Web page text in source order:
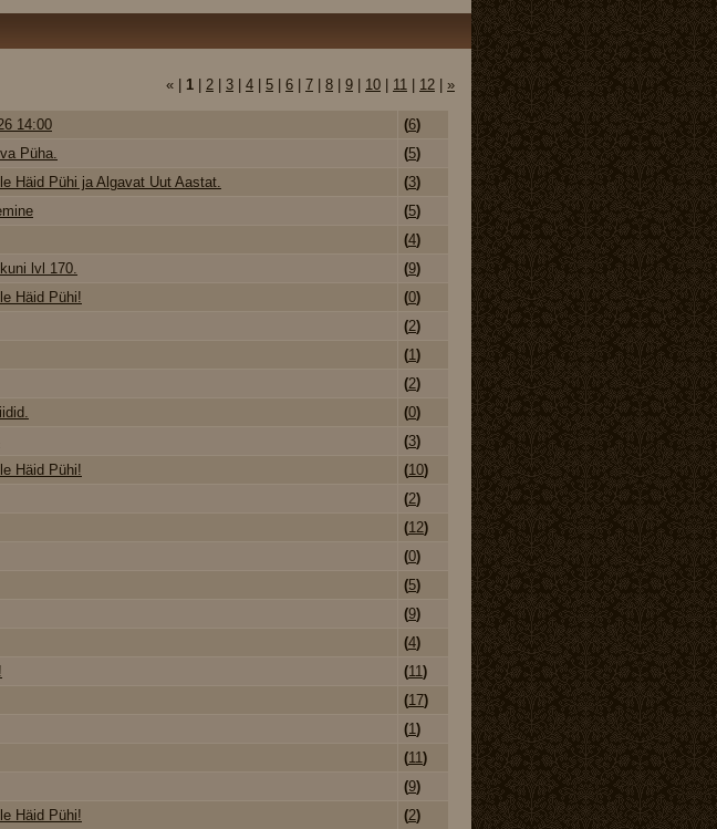
« | 1 2 3 4 5 6 7 8 9 10 11 12 »
14:00 (6)
Püha. (5)
Häid Pühi ja Algavat Uut Aastat. (3)
(5)
(4)
lvl 170. (9)
Häid Pühi! (0)
(2)
(1)
(2)
(0)
(3)
Häid Pühi! (10)
(2)
(12)
(0)
(5)
(9)
(4)
(11)
(17)
(1)
(11)
(9)
Häid Pühi! (2)